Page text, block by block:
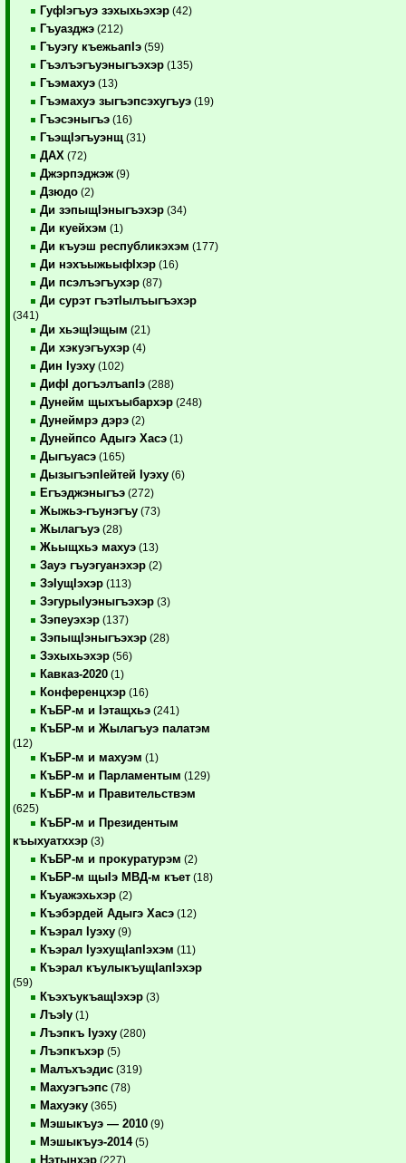
ГуфIэгъуэ зэхыхьэхэр (42)
Гъуазджэ (212)
Гъуэгу къежьапIэ (59)
Гъэлъэгъуэныгъэхэр (135)
Гъэмахуэ (13)
Гъэмахуэ зыгъэпсэхугъуэ (19)
Гъэсэныгъэ (16)
ГъэщIэгъуэнщ (31)
ДАХ (72)
Джэрпэджэж (9)
Дзюдо (2)
Ди зэпыщIэныгъэхэр (34)
Ди куейхэм (1)
Ди къуэш республикэхэм (177)
Ди нэхъыжьыфIхэр (16)
Ди псэлъэгъухэр (87)
Ди сурэт гъэтIылъыгъэхэр
(341)
Ди хьэщIэщым (21)
Ди хэкуэгъухэр (4)
Дин Iуэху (102)
ДифI догъэлъапIэ (288)
Дунейм щыхъыбархэр (248)
Дунеймрэ дэрэ (2)
Дунейпсо Адыгэ Хасэ (1)
Дыгъуасэ (165)
ДызыгъэпIейтей Iуэху (6)
Егъэджэныгъэ (272)
Жыжьэ-гъунэгъу (73)
Жылагъуэ (28)
Жьыщхьэ махуэ (13)
Зауэ гъуэгуанэхэр (2)
ЗэIущIэхэр (113)
ЗэгурыIуэныгъэхэр (3)
Зэпеуэхэр (137)
ЗэпыщIэныгъэхэр (28)
Зэхыхьэхэр (56)
Кавказ-2020 (1)
Конференцхэр (16)
КъБР-м и Iэтащхьэ (241)
КъБР-м и Жылагъуэ палатэм
(12)
КъБР-м и махуэм (1)
КъБР-м и Парламентым (129)
КъБР-м и Правительствэм
(625)
КъБР-м и Президентым
къыхуатххэр (3)
КъБР-м и прокуратурэм (2)
КъБР-м щыIэ МВД-м къет (18)
Къуажэхьхэр (2)
Къэбэрдей Адыгэ Хасэ (12)
Къэрал Iуэху (9)
Къэрал IуэхущIапIэхэм (11)
Къэрал къулыкъущIапIэхэр
(59)
КъэхъукъащIэхэр (3)
ЛъэIу (1)
Лъэпкъ Iуэху (280)
Лъэпкъхэр (5)
Малъхъэдис (319)
Махуэгъэпс (78)
Махуэку (365)
Мэшыкъуэ — 2010 (9)
Мэшыкъуэ-2014(5)
Нэтынхэр (227)